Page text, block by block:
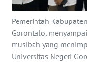
Pemerintah
Gorontalo,
musibah yang
Universitas Negeri
KAMI
INFO
IKLAN